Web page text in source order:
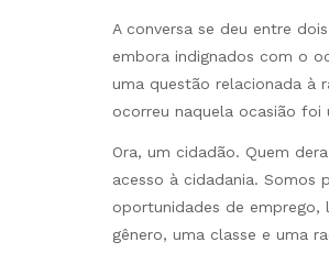
A conversa se deu entre
embora indignados com o
uma questão relacionada à
ocorreu naquela ocasião
Ora, um cidadão. Quem
acesso à cidadania. Somos
oportunidades de emprego,
gênero, uma classe e uma